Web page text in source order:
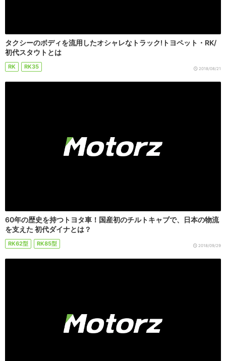
タクシーのボディを流用したオシャレなトラック!トヨペット・RK/
初代スタウトとは
RK RK35 2018/08/21
60年の歴史を持つトヨタ車！国産初のチルトキャブで、日本の物流
を支えた 初代ダイナとは？
RK62型 RK85型 2018/09/29